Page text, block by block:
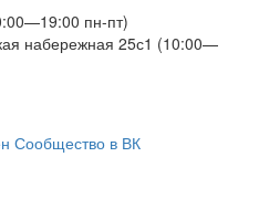
пн-пт)
набережная 25с1 (10:00—
Сообщество в ВК